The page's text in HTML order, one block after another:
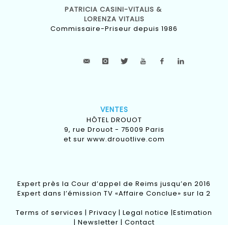
PATRICIA CASINI-VITALIS &
LORENZA VITALIS
Commissaire-Priseur depuis 1986
VENTES
HÔTEL DROUOT
9, rue Drouot - 75009 Paris
et sur www.drouotlive.com
Expert près la Cour d’appel de Reims jusqu’en 2016
Expert dans l’émission TV «Affaire Conclue» sur la 2
Terms of services | Privacy | Legal notice |Estimation
| Newsletter | Contact